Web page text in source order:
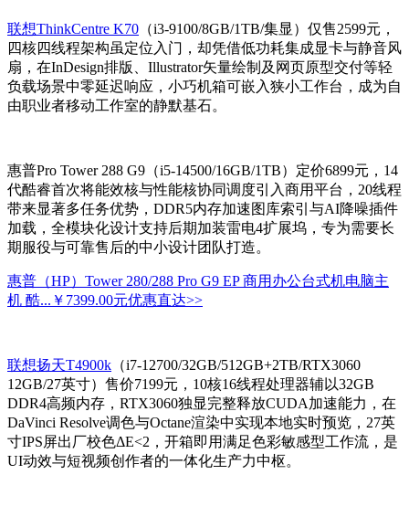
联想ThinkCentre K70 （i3-9100/8GB/1TB/集显）仅售2599元，
四核四线程架构虽定位入门，却凭借低功耗集成显卡与静音风
扇，在InDesign排版、Illustrator矢量绘制及网页原型交付等轻
负载场景中零延迟响应，小巧机箱可嵌入狭小工作台，成为自
由职业者移动工作室的静默基石。
惠普Pro Tower 288 G9（i5-14500/16GB/1TB）定价6899元，14
代酷睿首次将能效核与性能核协同调度引入商用平台，20线程
带来显著多任务优势，DDR5内存加速图库索引与AI降噪插件
加载，全模块化设计支持后期加装雷电4扩展坞，专为需要长
期服役与可靠售后的中小设计团队打造。
惠普（HP）Tower 280/288 Pro G9 EP 商用办公台式机电脑主
机 酷... ￥7399.00元优惠直达>>
联想扬天T4900k （i7-12700/32GB/512GB+2TB/RTX3060
12GB/27英寸）售价7199元，10核16线程处理器辅以32GB
DDR4高频内存，RTX3060独显完整释放CUDA加速能力，在
DaVinci Resolve调色与Octane渲染中实现本地实时预览，27英
寸IPS屏出厂校色ΔE<2，开箱即用满足色彩敏感型工作流，是
UI动效与短视频创作者的一体化生产力中枢。